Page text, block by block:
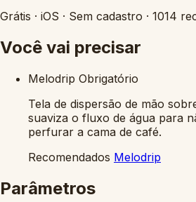
Grátis · iOS · Sem cadastro · 1014
Você vai precisar
Melodrip Obrigatório
Tela de dispersão de mão
suaviza o fluxo de água para
perfurar a cama de café.
Recomendados Melodrip
Parâmetros